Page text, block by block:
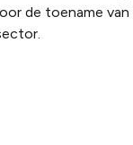
de toename